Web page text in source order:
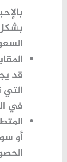
قد
في
أو